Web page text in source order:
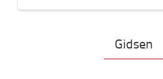
Gidsen